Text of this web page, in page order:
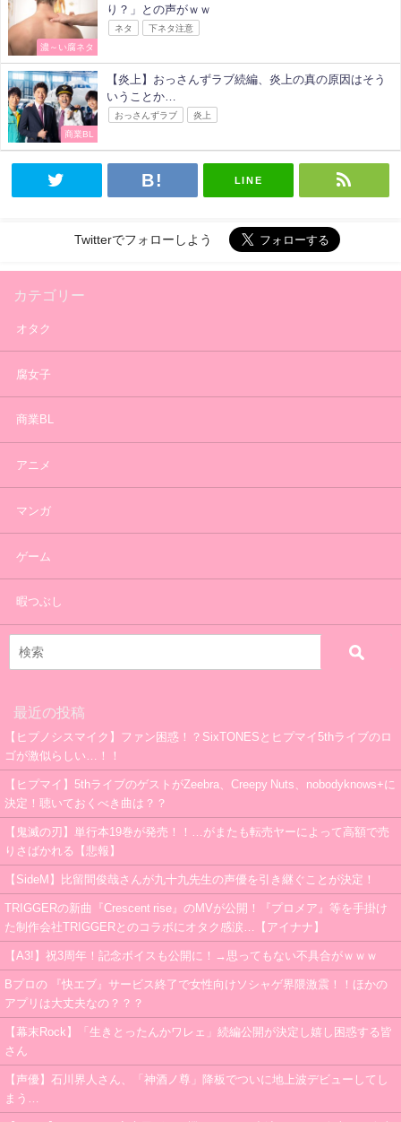
濃～い腐ネタ
り？」との声がｗｗ
ネタ 下ネタ注意
商業BL
【炎上】おっさんずラブ続編、炎上の真の原因はそう
いうことか…
おっさんずラブ 炎上
LINE
Twitterでフォローしよう
カテゴリー
オタク
腐女子
商業BL
アニメ
マンガ
ゲーム
暇つぶし
最近の投稿
【ヒプノシスマイク】ファン困惑！？SixTONESとヒプマイ5thライブのロ
ゴが激似らしい…！！
【ヒプマイ】5thライブのゲストがZeebra、Creepy Nuts、nobodyknows+に
決定！聴いておくべき曲は？？
【鬼滅の刃】単行本19巻が発売！！…がまたも転売ヤーによって高額で売
りさばかれる【悲報】
【SideM】比留間俊哉さんが九十九先生の声優を引き継ぐことが決定！
TRIGGERの新曲『Crescent rise』のMVが公開！『プロメア』等を手掛け
た制作会社TRIGGERとのコラボにオタク感涙…【アイナナ】
【A3!】祝3周年！記念ボイスも公開に！→思ってもない不具合がｗｗｗ
Bプロの 『快エブ』サービス終了で女性向けソシャゲ界隈激震！！ほかの
アプリは大丈夫なの？？？
【幕末Rock】「生きとったんかワレェ」続編公開が決定し嬉し困惑する皆
さん
【声優】石川界人さん、「神酒ノ尊」降板でついに地上波デビューしてし
まう…